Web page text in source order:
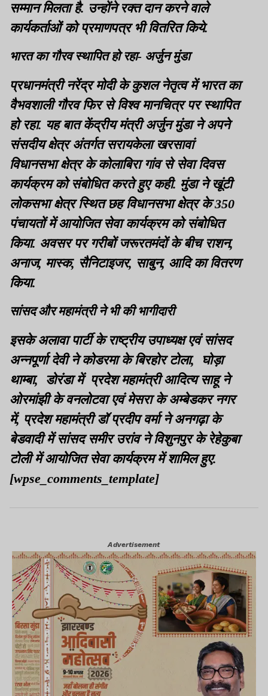
सम्मान मिलता है. उन्होंने रक्त दान करने वाले
कार्यकर्ताओं को प्रमाणपत्र भी वितरित किये.
भारत का गौरव स्थापित हो रहा- अर्जुन मुंडा
प्रधानमंत्री नरेंद्र मोदी के कुशल नेतृत्व में भारत का
वैभवशाली गौरव फिर से विश्व मानचित्र पर स्थापित
हो रहा. यह बात केंद्रीय मंत्री अर्जुन मुंडा ने अपने
संसदीय क्षेत्र अंतर्गत सरायकेला खरसावां
विधानसभा क्षेत्र के कोलाबिरा गांव से सेवा दिवस
कार्यक्रम को संबोधित करते हुए कही. मुंडा ने खूंटी
लोकसभा क्षेत्र स्थित छह विधानसभा क्षेत्र के 350
पंचायतों में आयोजित सेवा कार्यक्रम को संबोधित
किया. अवसर पर गरीबों जरूरतमंदों के बीच राशन,
अनाज, मास्क, सैनिटाइजर, साबुन, आदि का वितरण
किया.
सांसद और महामंत्री ने भी की भागीदारी
इसके अलावा पार्टी के राष्ट्रीय उपाध्यक्ष एवं सांसद
अन्नपूर्णा देवी ने कोडरमा के बिरहोर टोला, घोड़ा
थाम्बा, डोरंडा में प्रदेश महामंत्री आदित्य साहू ने
ओरमांझी के वनलोटवा एवं मेसरा के अम्बेडकर नगर
में, प्रदेश महामंत्री डॉ प्रदीप वर्मा ने अनगढ़ा के
बेडवादी में सांसद समीर उरांव ने विशुनपुर के रेहेकुबा
टोली में आयोजित सेवा कार्यक्रम में शामिल हुए.
[wpse_comments_template]
Advertisement